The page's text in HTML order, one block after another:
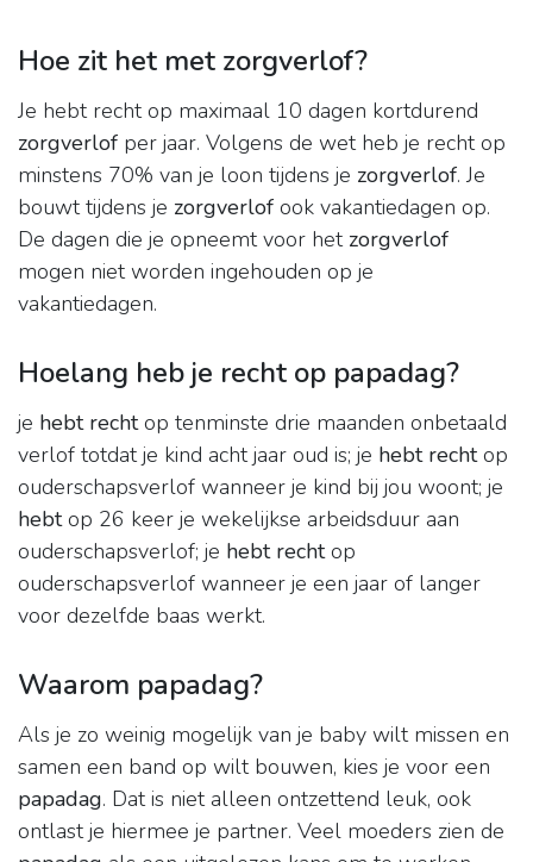
Hoe zit het met zorgverlof?
Je hebt recht op maximaal 10 dagen kortdurend
zorgverlof per jaar. Volgens de wet heb je recht op
minstens 70% van je loon tijdens je zorgverlof. Je
bouwt tijdens je zorgverlof ook vakantiedagen op.
De dagen die je opneemt voor het zorgverlof
mogen niet worden ingehouden op je
vakantiedagen.
Hoelang heb je recht op papadag?
je hebt rechtop tenminste drie maanden onbetaald
verlof totdat je kind acht jaar oud is; je hebt rechtop
ouderschapsverlof wanneer je kind bij jou woont; je
hebtop 26 keer je wekelijkse arbeidsduur aan
ouderschapsverlof; je hebt rechtop
ouderschapsverlof wanneer je een jaar of langer
voor dezelfde baas werkt.
Waarom papadag?
Als je zo weinig mogelijk van je baby wilt missen en
samen een band op wilt bouwen, kies je voor een
papadag. Dat is niet alleen ontzettend leuk, ook
ontlast je hiermee je partner. Veel moeders zien de